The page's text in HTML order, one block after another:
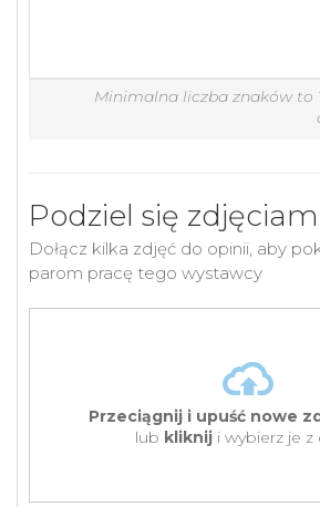
Minimalna liczba znaków to
Podziel się
Dołącz kilka zdjęć do opinii, aby
parom pracę tego wystawcy
Przeciągnij i upuść nowe
lub klikniji wybierz je z